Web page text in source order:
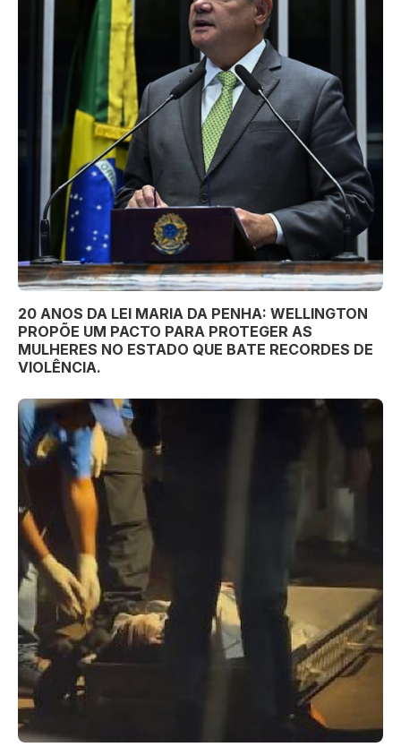
20 ANOS DA LEI MARIA DA PENHA: WELLINGTON
PROPÕE UM PACTO PARA PROTEGER AS
MULHERES NO ESTADO QUE BATE RECORDES DE
VIOLÊNCIA.